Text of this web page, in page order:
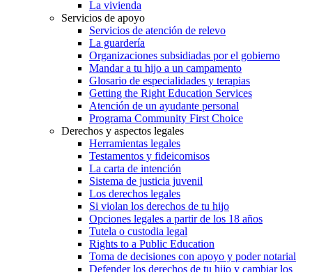
La vivienda
Servicios de apoyo
Servicios de atención de relevo
La guardería
Organizaciones subsidiadas por el gobierno
Mandar a tu hijo a un campamento
Glosario de especialidades y terapias
Getting the Right Education Services
Atención de un ayudante personal
Programa Community First Choice
Derechos y aspectos legales
Herramientas legales
Testamentos y fideicomisos
La carta de intención
Sistema de justicia juvenil
Los derechos legales
Si violan los derechos de tu hijo
Opciones legales a partir de los 18 años
Tutela o custodia legal
Rights to a Public Education
Toma de decisiones con apoyo y poder notarial
Defender los derechos de tu hijo y cambiar los